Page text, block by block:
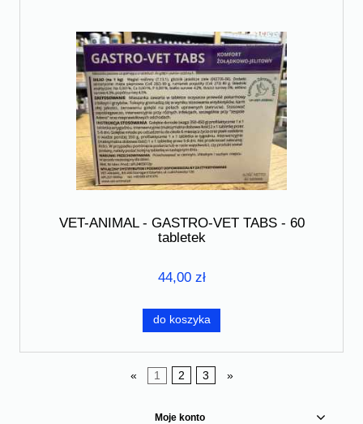
VET-ANIMAL - GASTRO-VET TABS - 60
tabletek
44,00 zł
do koszyka
« 1 2 3 »
Moje konto